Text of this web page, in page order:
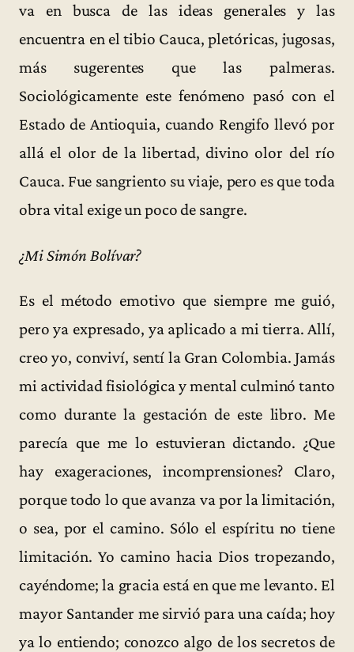
va en busca de las ideas generales y las
encuentra en el tibio Cauca, pletóricas, jugosas,
más sugerentes que las palmeras.
Sociológicamente este fenómeno pasó con el
Estado de Antioquia, cuando Rengifo llevó por
allá el olor de la libertad, divino olor del río
Cauca. Fue sangriento su viaje, pero es que toda
obra vital exige un poco de sangre.
¿Mi Simón Bolívar?
Es el método emotivo que siempre me guió,
pero ya expresado, ya aplicado a mi tierra. Allí,
creo yo, conviví, sentí la Gran Colombia. Jamás
mi actividad fisiológica y mental culminó tanto
como durante la gestación de este libro. Me
parecía que me lo estuvieran dictando. ¿Que
hay exageraciones, incomprensiones? Claro,
porque todo lo que avanza va por la limitación,
o sea, por el camino. Sólo el espíritu no tiene
limitación. Yo camino hacia Dios tropezando,
cayéndome; la gracia está en que me levanto. El
mayor Santander me sirvió para una caída; hoy
ya lo entiendo; conozco algo de los secretos de